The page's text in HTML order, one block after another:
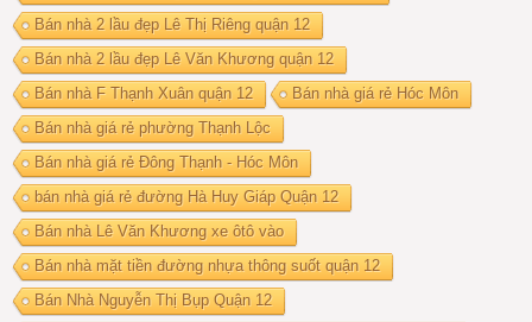
Bán nhà 2 lầu đẹp Lê Thị Riêng quận 12
Bán nhà 2 lầu đẹp Lê Văn Khương quận 12
Bán nhà F Thạnh Xuân quận 12
Bán nhà giá rẻ Hóc Môn
Bán nhà giá rẻ phường Thạnh Lộc
Bán nhà giá rẻ Đông Thạnh - Hóc Môn
bán nhà giá rẻ đường Hà Huy Giáp Quận 12
Bán nhà Lê Văn Khương xe ôtô vào
Bán nhà mặt tiền đường nhựa thông suốt quận 12
Bán Nhà Nguyễn Thị Bụp Quận 12